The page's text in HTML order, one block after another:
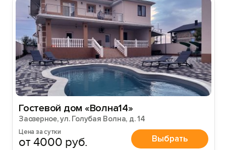
Гостевой дом «Волна14»
Заозерное, ул. Голубая Волна, д. 14
Цена за сутки
от 4000 руб. Выбрать